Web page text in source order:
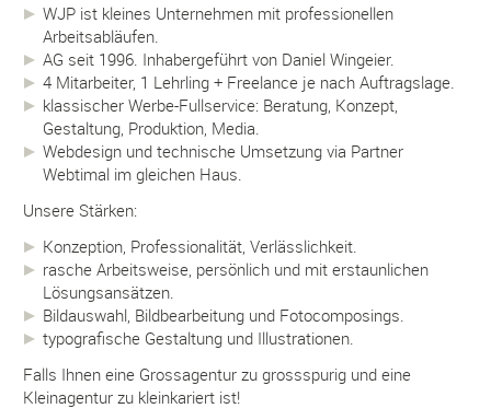
WJP ist kleines Unternehmen mit professionellen
Arbeitsabläufen.
AG seit 1996. Inhabergeführt von Daniel Wingeier.
4 Mitarbeiter, 1 Lehrling + Freelance je nach Auftragslage.
klassischer Werbe-Fullservice: Beratung, Konzept,
Gestaltung, Produktion, Media.
Webdesign und technische Umsetzung via Partner
Webtimal im gleichen Haus.
Unsere Stärken:
Konzeption, Professionalität, Verlässlichkeit.
rasche Arbeitsweise, persönlich und mit erstaunlichen
Lösungsansätzen.
Bildauswahl, Bildbearbeitung und Fotocomposings.
typografische Gestaltung und Illustrationen.
Falls Ihnen eine Grossagentur zu grossspurig und eine
Kleinagentur zu kleinkariert ist!